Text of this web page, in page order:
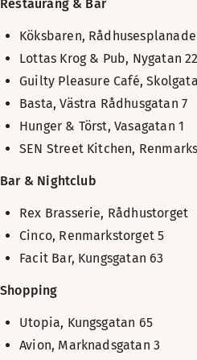
Restaurang & Bar
Köksbaren,
Lottas Krog & Pub, Nygatan 22
Guilty Pleasure Café,
Basta, Västra Rådhusgatan 7
Hunger & Törst, Vasagatan 1
SEN Street Kitchen,
Bar & Nightclub
Rex Brasserie, Rådhustorget
Cinco, Renmarkstorget 5
Facit Bar, Kungsgatan 63
Shopping
Utopia, Kungsgatan 65
Avion, Marknadsgatan 3